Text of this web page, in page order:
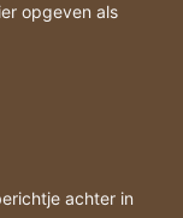
opgeven als
achter in